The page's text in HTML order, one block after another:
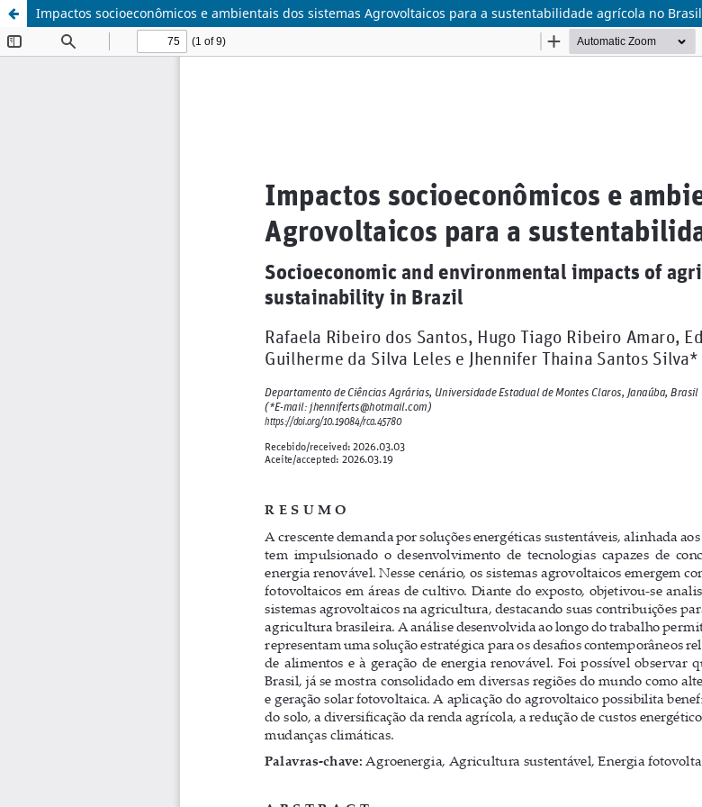
Impactos socioeconômicos e ambientais dos sistemas Agrovoltaicos para a sustentabilidade agrícola no Brasil